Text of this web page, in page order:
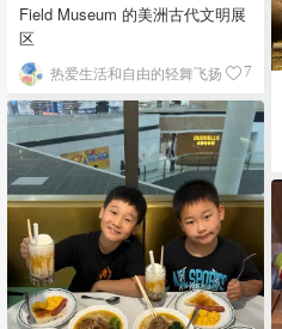
Field Museum 的美洲古代文明展
区
热爱生活和自由的轻舞飞扬 7